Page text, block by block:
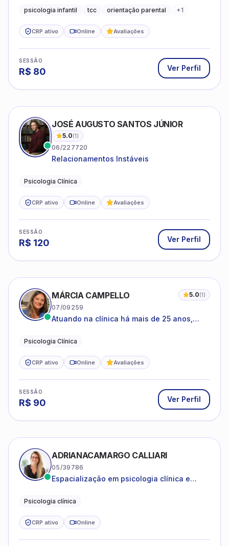
promovendo equilíbrio emocional e
psicologia infantil tcc orientação parental +1
CRP ativo Online Avaliações
SESSÃO
R$ 80 Ver Perfil
JOSÉ AUGUSTO SANTOS JÚNIOR
5.0(1)
06/227720
Relacionamentos Instáveis
Psicologia Clínica
CRP ativo Online Avaliações
SESSÃO
R$ 120 Ver Perfil
MÁRCIA CAMPELLO 5.0(1)
07/09259
Atuando na clínica há mais de 25 anos,
estruturas, com experiência em
Psicologia Clínica
CRP ativo Online Avaliações
SESSÃO
R$ 90 Ver Perfil
ADRIANACAMARGO CALLIARI
05/39786
Espacialização em psicologia clínica e
Psicologia clínica
CRP ativo Online